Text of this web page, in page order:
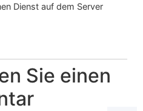
Dienst auf dem Server
Sie einen